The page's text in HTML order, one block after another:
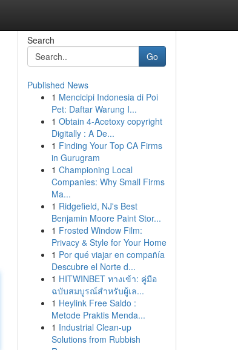
Search
Go
Published News
1 Mencicipi Indonesia di Poi
Pet: Daftar Warung I...
1 Obtain 4-Acetoxy copyright
Digitally : A De...
1 Finding Your Top CA Firms
in Gurugram
1 Championing Local
Companies: Why Small Firms
Ma...
1 Ridgefield, NJ's Best
Benjamin Moore Paint Stor...
1 Frosted Window Film:
Privacy & Style for Your Home
1 Por qué viajar en compañía
Descubre el Norte d...
1 HITWINBET ทางเข้า: คู่มือ
ฉบับสมบูรณ์สำหรับผู้เล...
1 Heylink Free Saldo :
Metode Praktis Menda...
1 Industrial Clean-up
Solutions from Rubbish